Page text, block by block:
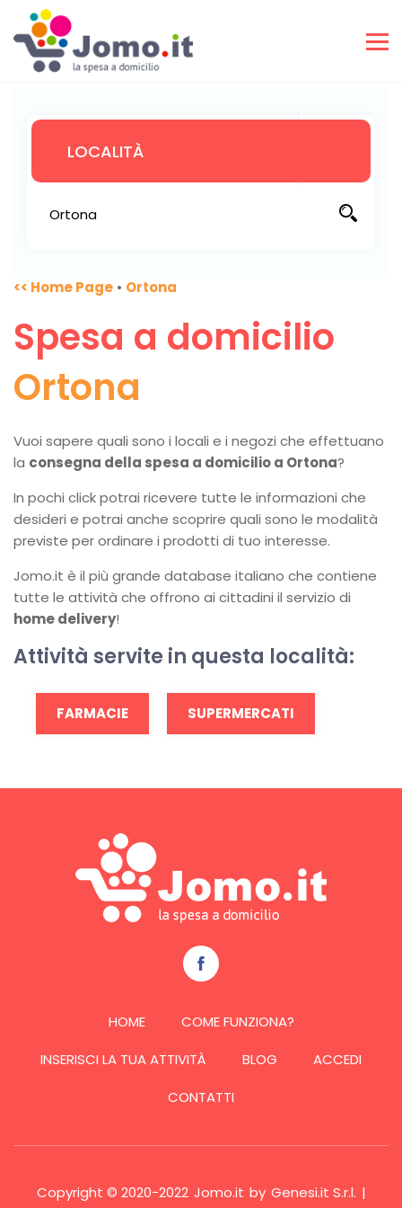
<< Home Page • Ortona
Spesa a domicilio
Ortona
Vuoi sapere quali sono i locali e i negozi che effettuano
la consegna della spesa a domicilio a Ortona?
In pochi click potrai ricevere tutte le informazioni che
desideri e potrai anche scoprire quali sono le modalità
previste per ordinare i prodotti di tuo interesse.
Jomo.it è il più grande database italiano che contiene
tutte le attività che offrono ai cittadini il servizio di
home delivery!
Attività servite in questa località:
FARMACIE SUPERMERCATI
HOME
COME FUNZIONA?
INSERISCI LA TUA ATTIVITÀ
BLOG
ACCEDI
CONTATTI
Copyright © 2020-2022 Jomo.it by Genesi.it S.r.l. |